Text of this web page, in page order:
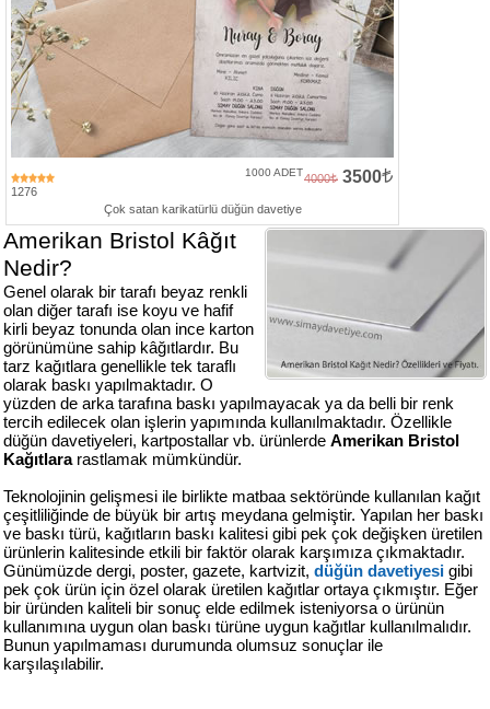
Numune
Talebi
(ücretsiz)
Gerçek
Müşteri
Yorumları
Yeni
Davetiye
Sözleri
Simay
Davetiye
-
Biz
kimiz?
İletişim
-
427
46
29
1276
4000 3500
1000 ADET
Çok satan karikatürlü düğün davetiye
Amerikan Bristol Kâğıt
Nedir?
Genel olarak bir tarafı beyaz renkli
olan diğer tarafı ise koyu ve hafif
kirli beyaz tonunda olan ince karton
görünümüne sahip kâğıtlardır. Bu
tarz kağıtlara genellikle tek taraflı
olarak baskı yapılmaktadır. O
yüzden de arka tarafına baskı yapılmayacak ya da belli bir renk
tercih edilecek olan işlerin yapımında kullanılmaktadır. Özellikle
düğün davetiyeleri, kartpostallar vb. ürünlerde Amerikan Bristol
Kağıtlararastlamak mümkündür.
Teknolojinin gelişmesi ile birlikte matbaa sektöründe kullanılan kağıt
çeşitliliğinde de büyük bir artış meydana gelmiştir. Yapılan her baskı
ve baskı türü, kağıtların baskı kalitesi gibi pek çok değişken üretilen
ürünlerin kalitesinde etkili bir faktör olarak karşımıza çıkmaktadır.
Günümüzde dergi, poster, gazete, kartvizit, düğün davetiyesi gibi
pek çok ürün için özel olarak üretilen kağıtlar ortaya çıkmıştır. Eğer
bir üründen kaliteli bir sonuç elde edilmek isteniyorsa o ürünün
kullanımına uygun olan baskı türüne uygun kağıtlar kullanılmalıdır.
Bunun yapılmaması durumunda olumsuz sonuçlar ile
karşılaşılabilir.